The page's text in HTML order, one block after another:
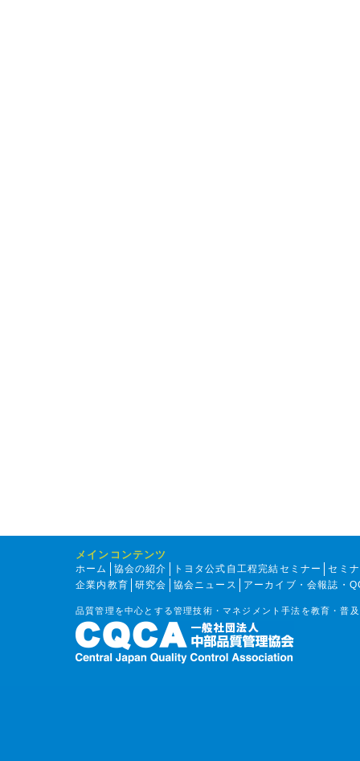
メインコンテンツ
ホーム 協会の紹介 トヨタ公式自工程完結セミナー
セミ
企業内教育
研究会 協会ニュース アーカイブ・会報誌・
品質管理を中心とする管理技術・マネジメント手法を教育・普